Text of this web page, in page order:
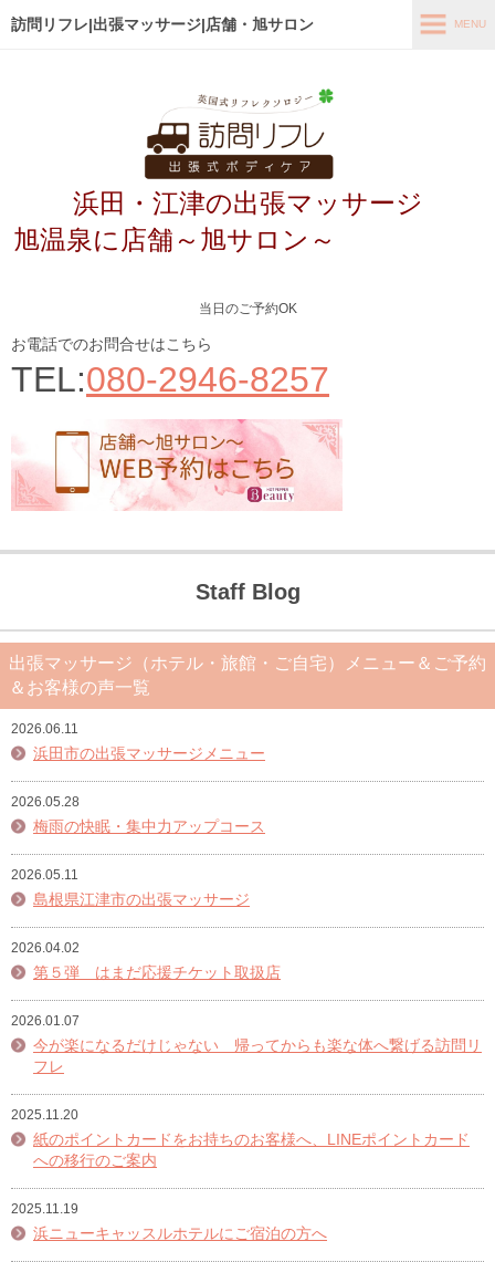
訪問リフレ|出張マッサージ|店舗・旭サロン
浜田・江津の出張マッサージ
旭温泉に店舗～旭サロン～
当日のご予約OK
お電話でのお問合せはこちら
TEL:080-2946-8257
MENU
店舗メニュー～旭サロン～
お客様の声
メディア掲載
あなたの最適なコース診断
Staff Blog
出張マッサージ（ホテル・旅館・ご自宅）メニュー＆ご予約
＆お客様の声一覧
2026.06.11
浜田市の出張マッサージメニュー
2026.05.28
梅雨の快眠・集中力アップコース
2026.05.11
島根県江津市の出張マッサージ
2026.04.02
第５弾 はまだ応援チケット取扱店
2026.01.07
今が楽になるだけじゃない 帰ってからも楽な体へ繋げる訪問リ
フレ
2025.11.20
紙のポイントカードをお持ちのお客様へ、LINEポイントカード
への移行のご案内
2025.11.19
浜ニューキャッスルホテルにご宿泊の方へ